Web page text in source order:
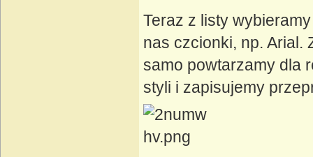
Teraz z listy
nas czcionki, np. Arial.
samo powtarzamy dla
styli i zapisujemy